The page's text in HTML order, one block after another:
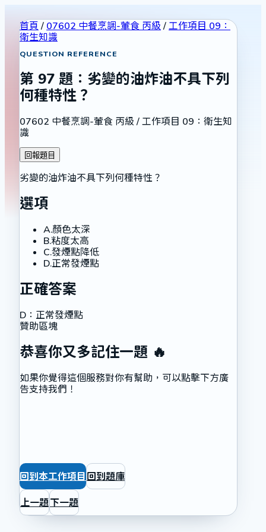
首頁 / 07602 中餐烹調-葷食 丙級 / 工作項目 09：
衛生知識
QUESTION REFERENCE
第 97 題： 劣變的油炸油不具下列
何種特性？
07602 中餐烹調-葷食 丙級 / 工作項目 09：衛生知
識
回報題目
劣變的油炸油不具下列何種特性？
選項
A.顏色太深
B.粘度太高
C.發煙點降低
D.正常發煙點
正確答案
D ： 正常發煙點
贊助區塊
恭喜你又多記住一題 🔥
如果你覺得這個服務對你有幫助，可以點擊下方廣
告支持我們！
回到本工作項目 回到題庫
上一題下一題